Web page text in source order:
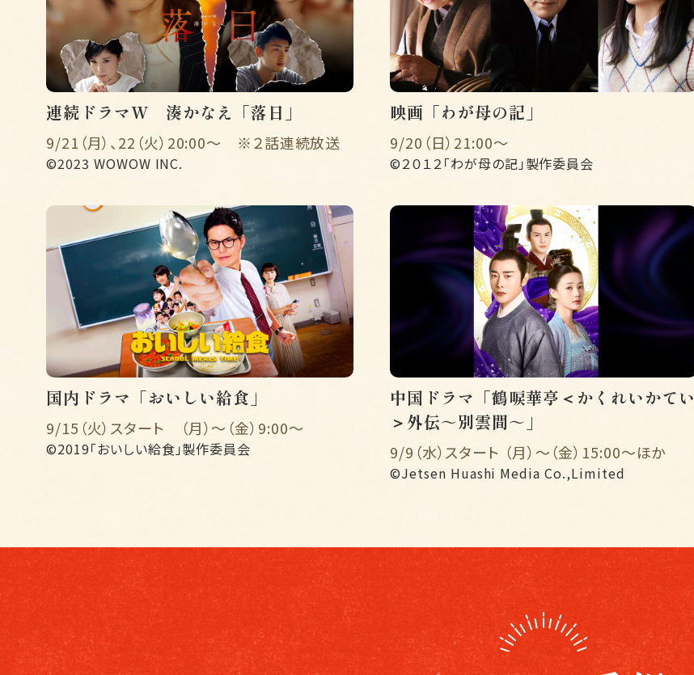
連続ドラマW 湊かなえ「落日」
9/21（月）、22（火）20:00～ ※２話連続放送
©2023 WOWOW INC.
映画「わが母の記」
9/20（日）21:00〜
©２０１２「わが母の記」製作委員会
国内ドラマ「おいしい給食」
9/15（火）スタート （月）〜（金）9:00〜
©2019「おいしい給食」製作委員会
中国ドラマ「鶴唳華亭＜かくれいかてい
＞外伝～別雲間～」
9/9（水）スタート （月）〜（金）15:00〜ほか
©Jetsen Huashi Media Co.,Limited